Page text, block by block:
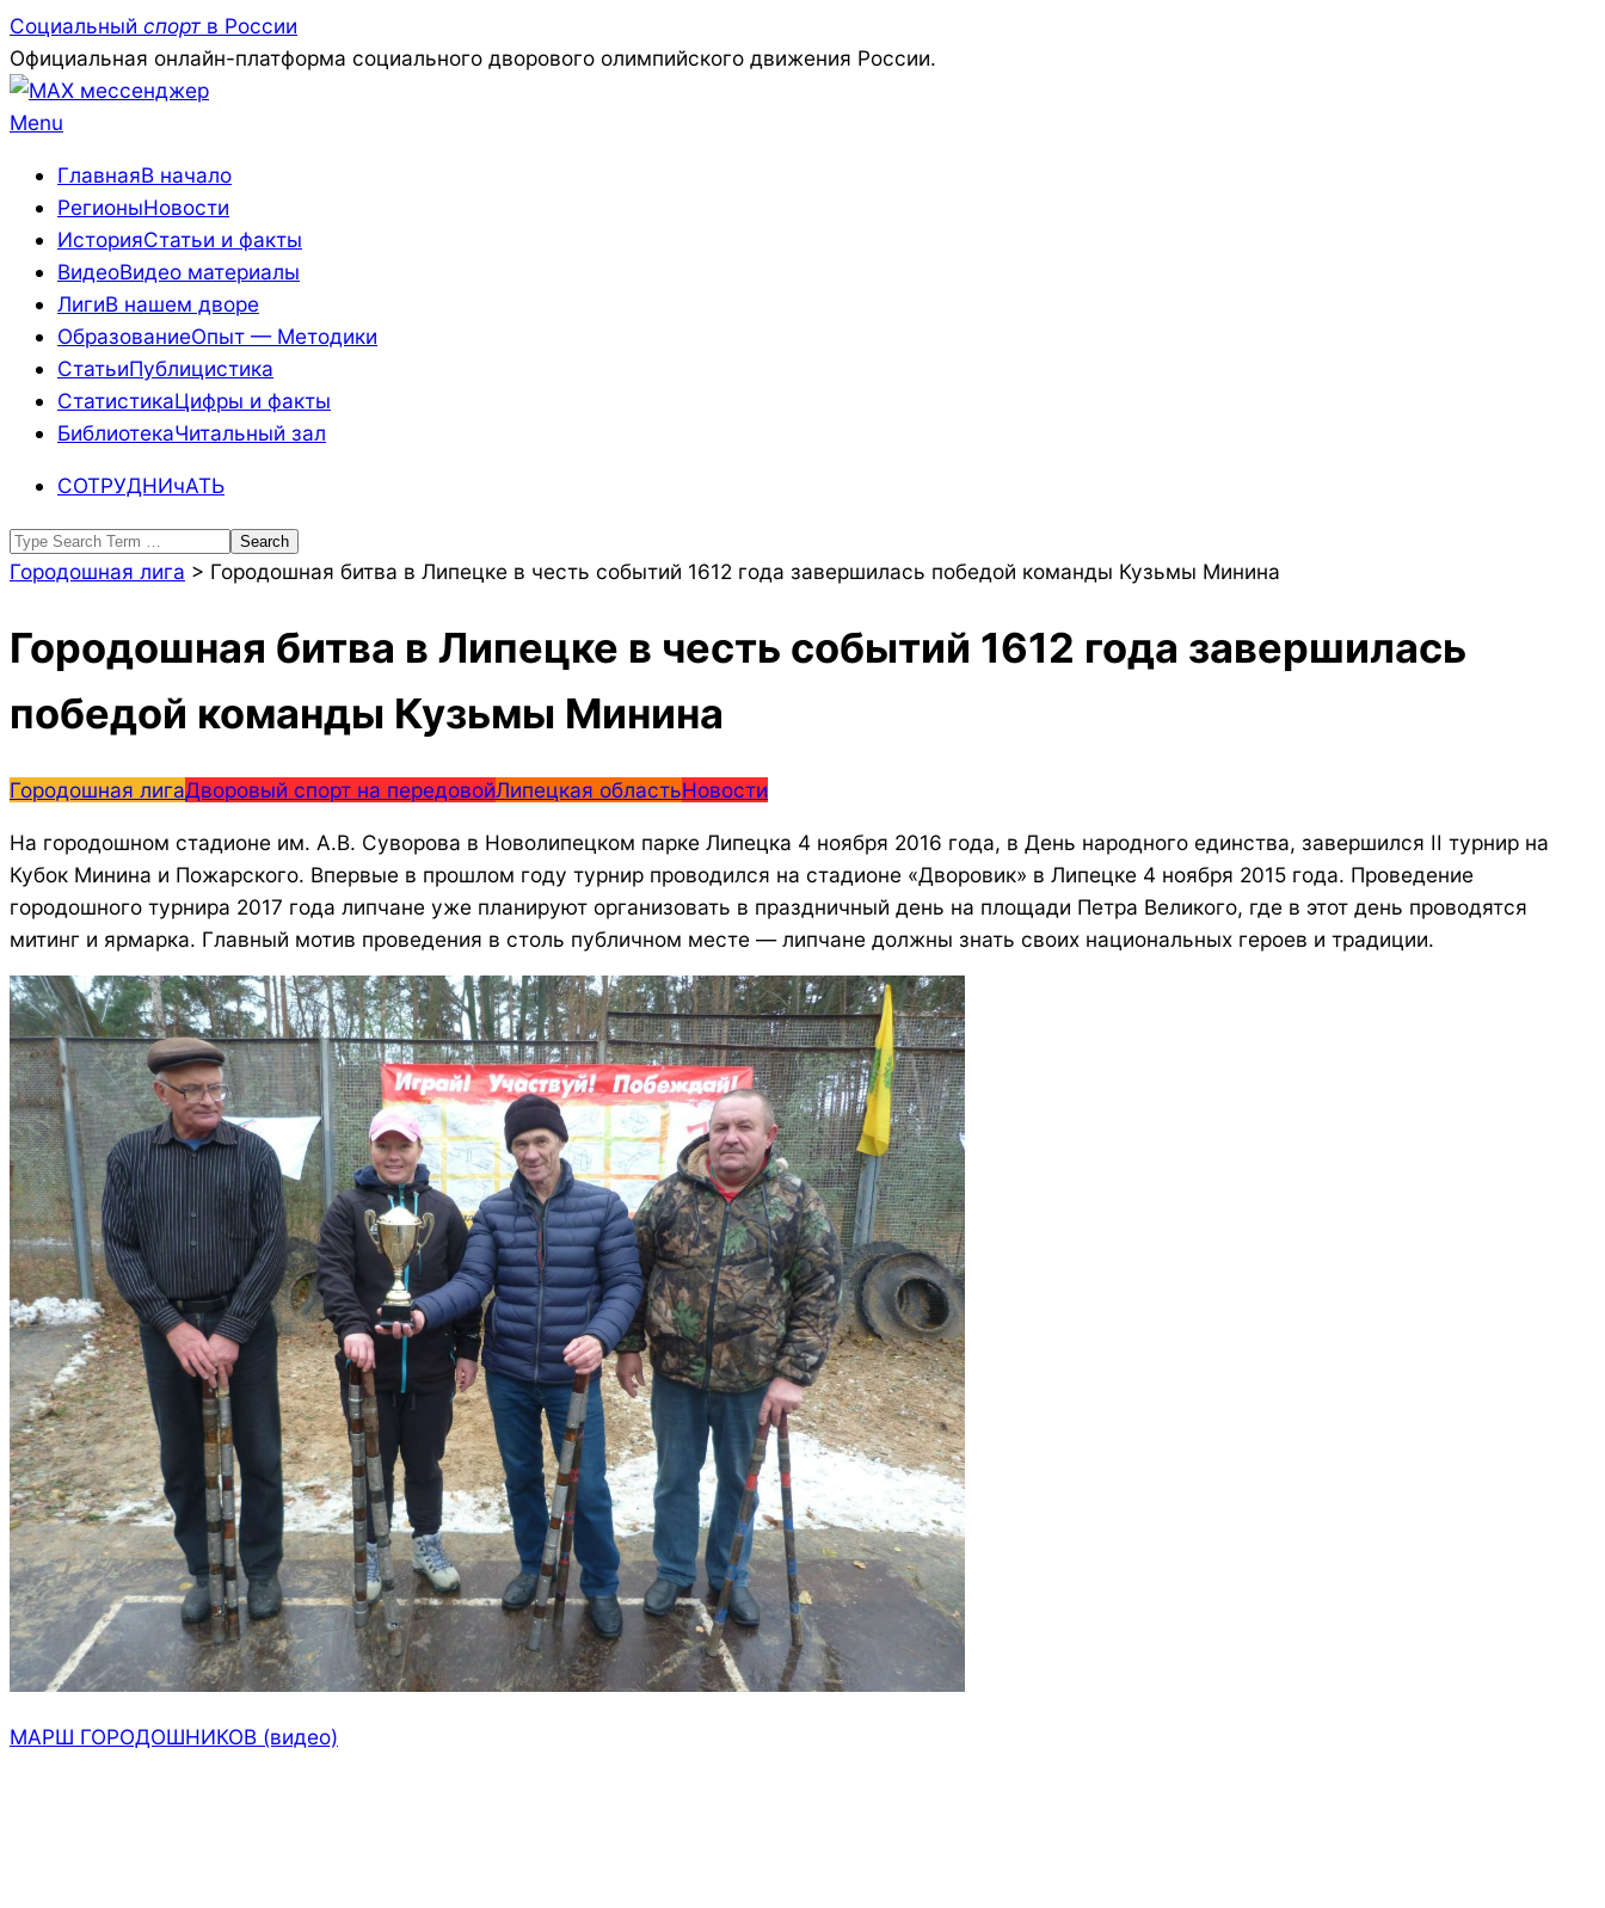
Skip
to
content
Социальный спорт в России
Официальная онлайн-платформа социального дворового олимпийского движения России.
Primary
Menu
Menu
ГлавнаяВ начало
РегионыНовости
ИсторияСтатьи и факты
ВидеоВидео материалы
ЛигиВ нашем дворе
ОбразованиеОпыт — Методики
СтатьиПублицистика
СтатистикаЦифры и факты
БиблиотекаЧитальный зал
СОТРУДНИчАТЬ
Search
Городошная лига > Городошная битва в Липецке в честь событий 1612 года завершилась победой команды Кузьмы Минина
Городошная битва в Липецке в честь событий 1612 года завершилась
победой команды Кузьмы Минина
Городошная лигаДворовый спорт на передовойЛипецкая областьНовости
На городошном стадионе им. А.В. Суворова в Новолипецком парке Липецка 4 ноября 2016 года, в День народного единства, завершился II турнир на
Кубок Минина и Пожарского. Впервые в прошлом году турнир проводился на стадионе «Дворовик» в Липецке 4 ноября 2015 года. Проведение
городошного турнира 2017 года липчане уже планируют организовать в праздничный день на площади Петра Великого, где в этот день проводятся
митинг и ярмарка. Главный мотив проведения в столь публичном месте — липчане должны знать своих национальных героев и традиции.
МАРШ ГОРОДОШНИКОВ (видео)